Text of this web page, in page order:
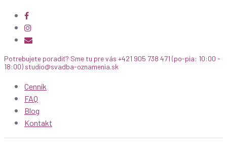
Skip
main
facebook
instagram
email
Potrebujete poradiť? Sme tu pre vás +421 905 738 471 (po-pia: 10:00 -
18:00) studio@svadba-oznamenia.sk
Cenník
FAQ
Blog
Kontakt